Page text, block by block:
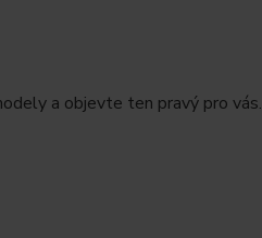
a objevte ten pravý pro vás.